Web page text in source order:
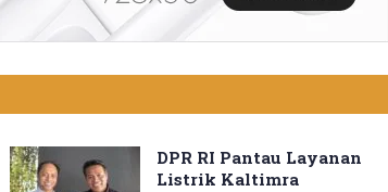
DPR RI Pantau Layanan
Listrik Kaltimra